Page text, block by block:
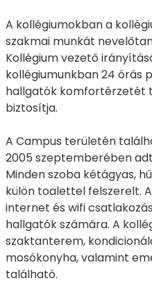
A kollégiumokban a
szakmai munkát
Kollégium vezető
kollégiumunkban 24 órás
hallgatók komfortérzetét
biztosítja.
A Campus területén
2005 szeptemberében
Minden szoba kétágyas,
külön toalettel felszerelt.
internet és wifi
hallgatók számára. A
szaktanterem,
mosókonyha, valamint
található.